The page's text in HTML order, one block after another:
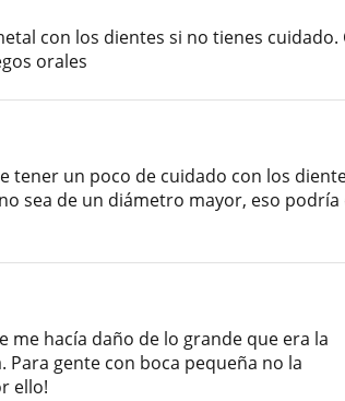
con los dientes si no tienes cuidado.
orales
tener un poco de cuidado con los
sea de un diámetro mayor, eso podría
me hacía daño de lo grande que era la
gente con boca pequeña no la
ello!